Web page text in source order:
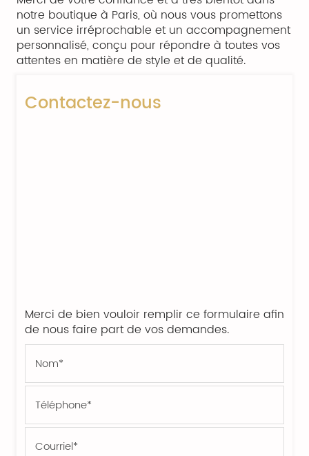
notre boutique à Paris, où nous vous promettons
un service irréprochable et un accompagnement
personnalisé, conçu pour répondre à toutes vos
attentes en matière de style et de qualité.
Contactez-nous
Merci de bien vouloir remplir ce formulaire afin
de nous faire part de vos demandes.